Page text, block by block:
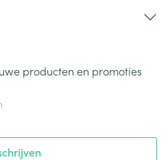
producten en promoties